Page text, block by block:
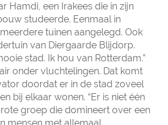
Hamdi, een Irakees die in zijn
studeerde. Eenmaal in
tuinen aangelegd. Ook
van Diergaarde Blijdorp.
stad. Ik hou van Rotterdam.”
onder vluchtelingen. Dat komt
doordat er in de stad zoveel
bij elkaar wonen. “Er is niet één
groep die domineert over een